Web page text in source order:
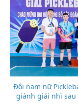
Đôi nam nữ
giành giải nhì